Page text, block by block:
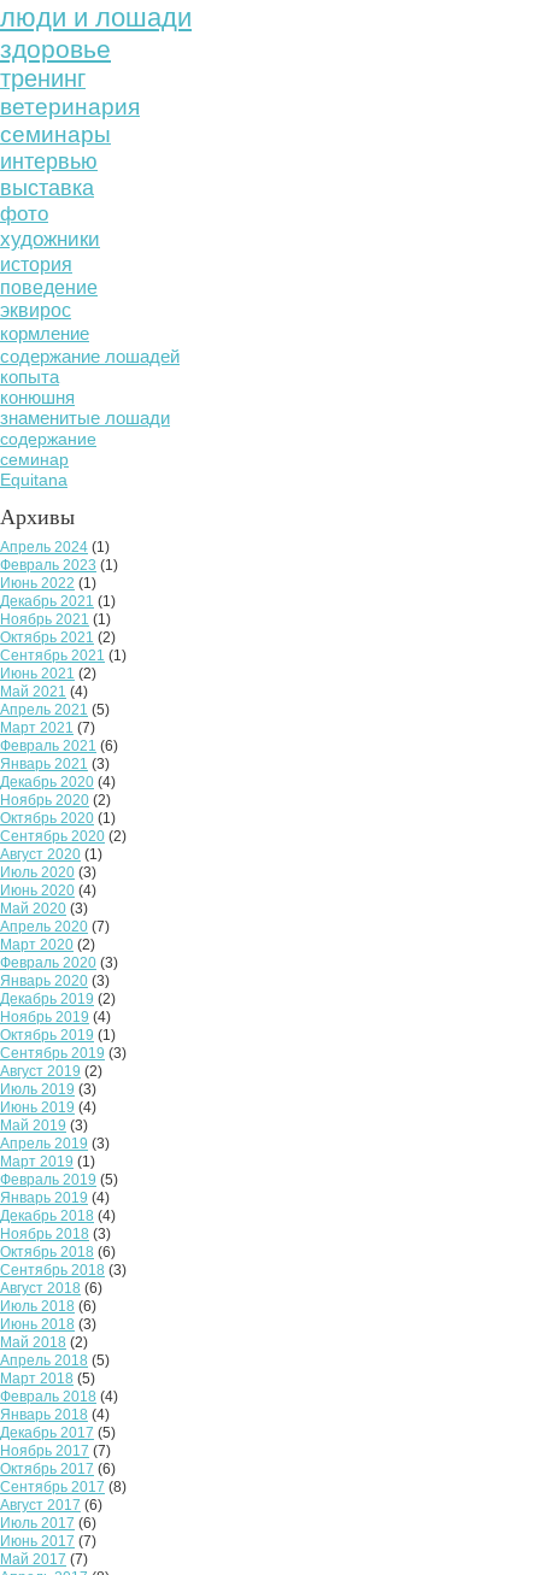
люди и лошади
здоровье
тренинг
ветеринария
семинары
интервью
выставка
фото
художники
история
поведение
эквирос
кормление
содержание лошадей
копыта
конюшня
знаменитые лошади
содержание
семинар
Equitana
Архивы
Апрель 2024 (1)
Февраль 2023 (1)
Июнь 2022 (1)
Декабрь 2021 (1)
Ноябрь 2021 (1)
Октябрь 2021 (2)
Сентябрь 2021 (1)
Июнь 2021 (2)
Май 2021 (4)
Апрель 2021 (5)
Март 2021 (7)
Февраль 2021 (6)
Январь 2021 (3)
Декабрь 2020 (4)
Ноябрь 2020 (2)
Октябрь 2020 (1)
Сентябрь 2020 (2)
Август 2020 (1)
Июль 2020 (3)
Июнь 2020 (4)
Май 2020 (3)
Апрель 2020 (7)
Март 2020 (2)
Февраль 2020 (3)
Январь 2020 (3)
Декабрь 2019 (2)
Ноябрь 2019 (4)
Октябрь 2019 (1)
Сентябрь 2019 (3)
Август 2019 (2)
Июль 2019 (3)
Июнь 2019 (4)
Май 2019 (3)
Апрель 2019 (3)
Март 2019 (1)
Февраль 2019 (5)
Январь 2019 (4)
Декабрь 2018 (4)
Ноябрь 2018 (3)
Октябрь 2018 (6)
Сентябрь 2018 (3)
Август 2018 (6)
Июль 2018 (6)
Июнь 2018 (3)
Май 2018 (2)
Апрель 2018 (5)
Март 2018 (5)
Февраль 2018 (4)
Январь 2018 (4)
Декабрь 2017 (5)
Ноябрь 2017 (7)
Октябрь 2017 (6)
Сентябрь 2017 (8)
Август 2017 (6)
Июль 2017 (6)
Июнь 2017 (7)
Май 2017 (7)